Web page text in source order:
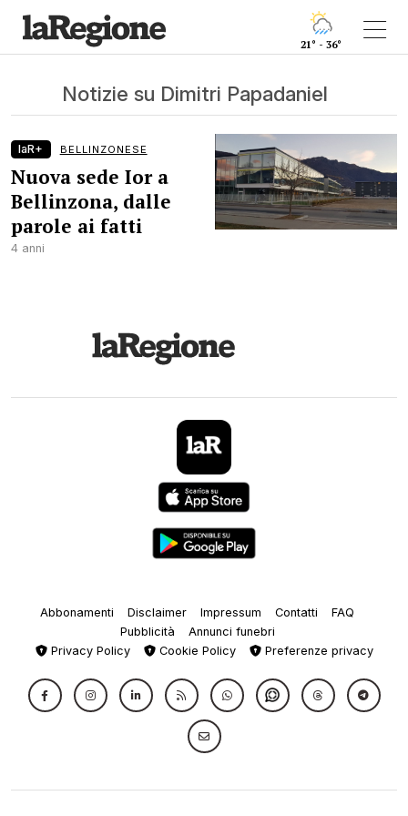
21° - 36°
Notizie su Dimitri Papadaniel
laR+ BELLINZONESE
Nuova sede Ior a
Bellinzona, dalle
parole ai fatti
4 anni
Abbonamenti Disclaimer Impressum Contatti
FAQ
Pubblicità
Annunci funebri
Privacy Policy
Cookie Policy Preferenze privacy